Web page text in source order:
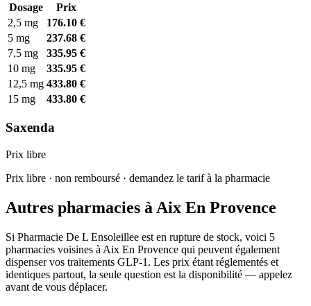
Dosage
Prix
2,5 mg
176.10 €
5 mg
237.68 €
7,5 mg
335.95 €
10 mg
335.95 €
12,5 mg 433.80 €
15 mg
433.80 €
Saxenda
Prix libre
Prix libre · non remboursé · demandez le tarif à la pharmacie
Autres pharmacies à Aix En Provence
Si Pharmacie De L Ensoleillee est en rupture de stock, voici 5
pharmacies voisines à Aix En Provence qui peuvent également
dispenser vos traitements GLP-1. Les prix étant réglementés et
identiques partout, la seule question est la disponibilité — appelez
avant de vous déplacer.